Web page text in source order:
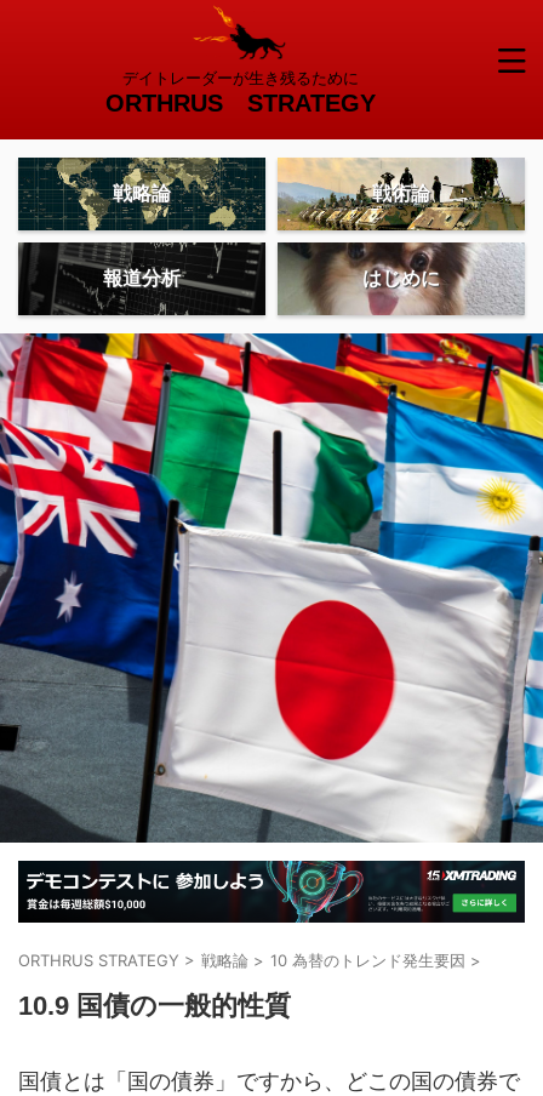
デイトレーダーが生き残るために
ORTHRUS STRATEGY
戦略論 戦術論
報道分析 はじめに
ORTHRUS STRATEGY > 戦略論 > 10 為替のトレンド発生要因 >
10.9 国債の一般的性質
国債とは「国の債券」ですから、どこの国の債券で